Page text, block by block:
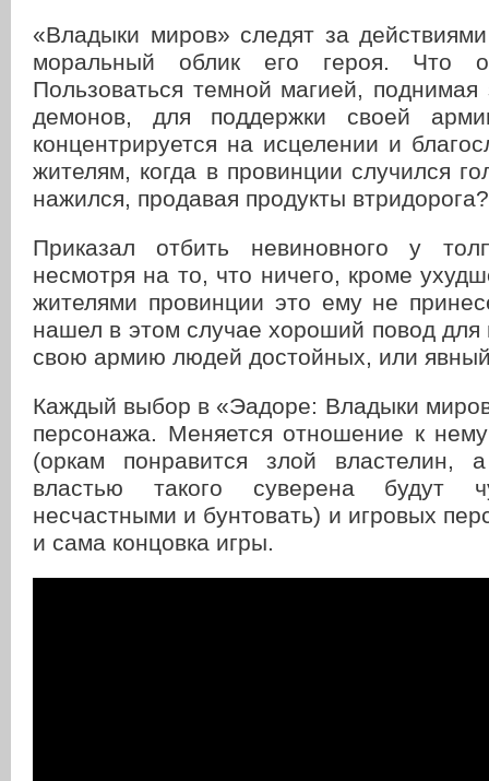
«Владыки миров» следят за
моральный облик его героя. Что
Пользоваться темной магией,
демонов, для поддержки своей
концентрируется на исцелении и
жителям, когда в провинции случился
нажился, продавая продукты втридорога?
Приказал отбить невиновного у
несмотря на то, что ничего, кроме
жителями провинции это ему не
нашел в этом случае хороший повод
свою армию людей достойных, или
Каждый выбор в «Эадоре: Владыки
персонажа. Меняется отношение к
(оркам понравится злой
властью такого суверена будут
несчастными и бунтовать) и игровых
и сама концовка игры.